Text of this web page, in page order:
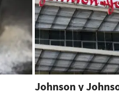
Johnson y